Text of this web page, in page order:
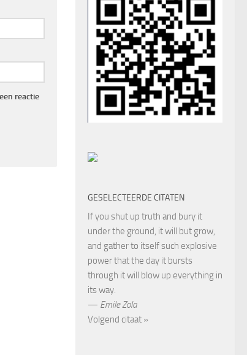
reactie
GESELECTEERDE CITATEN
If you shut up truth and bury it
under the ground, it will but grow,
and gather to itself such explosive
power that the day it bursts
through it will blow up everything in
its way.
— Emile Zola
Volgend citaat »